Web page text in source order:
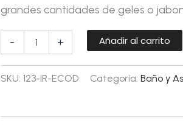
grandes cantidades de geles o
- + Añadir al carrito
SKU: 123-IR-ECOD Categoría: Baño y